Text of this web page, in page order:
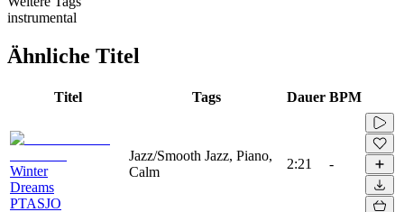
instrumental
Ähnliche Titel
Titel Tags Dauer BPM
Winter
Dreams
PTASJO
Jazz/Smooth Jazz, Piano,
Calm
2:21 -